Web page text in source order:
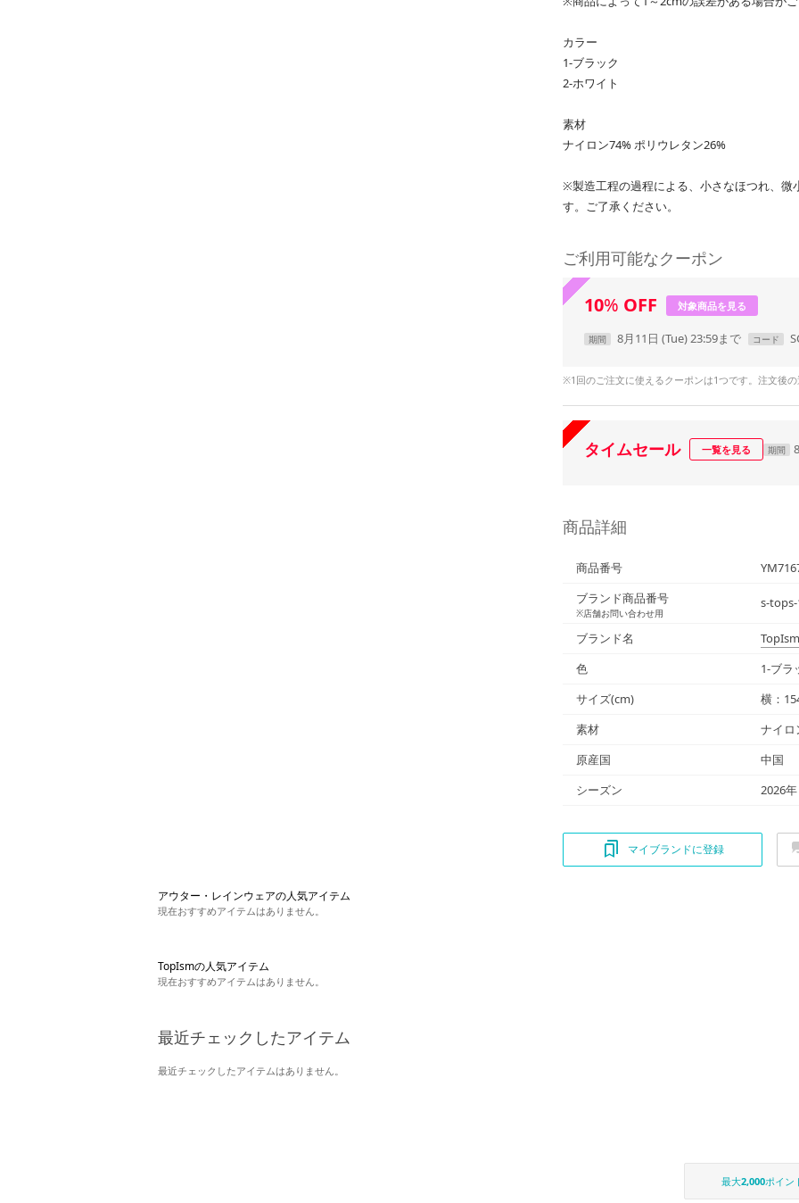
カラー
1-ブラック
2-ホワイト
素材
ナイロン74% ポリウレタン26%
※製造工程の過程による、小さなほつれ、微
す。ご了承ください。
ご利用可能なクーポン
10% OFF 対象商品を見る
期間 8月11日 (Tue) 23:59まで コード
※1回のご注文に使えるクーポンは1つです。注文後の
タイムセール 一覧を見る 期間
商品詳細
商品番号
ブランド商品番号
※店舗お問い合わせ用
s-tops-
ブランド名 TopIsm
色
1-ブラ
サイズ(cm)
横：
素材
ナイロ
原産国
中国
シーズン
2026
マイブランドに登録
アウター・レインウェアの人気アイテム
現在おすすめアイテムはありません。
TopIsmの人気アイテム
現在おすすめアイテムはありません。
最近チェックしたアイテム
最近チェックしたアイテムはありません。
最大2,000ポイン